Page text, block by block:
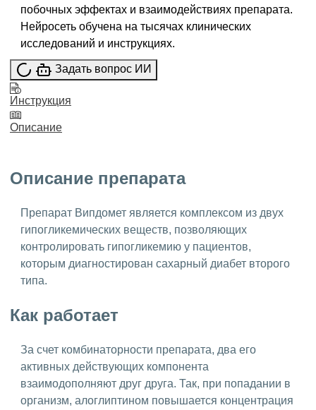
побочных эффектах и взаимодействиях препарата.
Нейросеть обучена на тысячах клинических
исследований и инструкциях.
Задать вопрос ИИ
Инструкция
Описание
Описание препарата
Препарат Випдомет является комплексом из двух
гипогликемических веществ, позволяющих
контролировать гипогликемию у пациентов,
которым диагностирован сахарный диабет второго
типа.
Как работает
За счет комбинаторности препарата, два его
активных действующих компонента
взаимодополняют друг друга. Так, при попадании в
организм, алоглиптином повышается концентрация